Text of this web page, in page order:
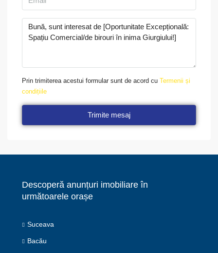
Prin trimiterea acestui formular sunt de acord cu Termenii și
condițiile
Trimite mesaj
Descoperă anunțuri imobiliare în
următoarele orașe
Suceava
Bacău